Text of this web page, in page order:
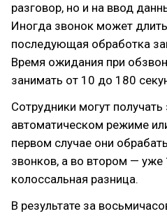
разговор, но и на ввод
Иногда звонок может
последующая обработка
Время ожидания при
занимать от 10 до 180
Сотрудники могут получать
автоматическом режиме
первом случае они
звонков, а во втором —
колоссальная разница.
В результате за